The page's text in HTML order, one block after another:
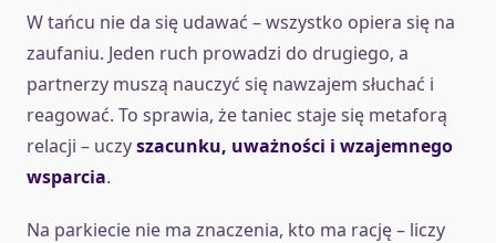
W tańcu nie da się udawać – wszystko opiera się na
zaufaniu. Jeden ruch prowadzi do drugiego, a
partnerzy muszą nauczyć się nawzajem słuchać i
reagować. To sprawia, że taniec staje się metaforą
relacji – uczyszacunku, uważności i wzajemnego
wsparcia.
Na parkiecie nie ma znaczenia, kto ma rację – liczy